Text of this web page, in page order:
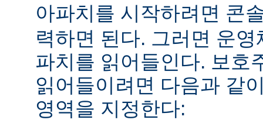
아파치를 시작하려면 콘
력하면 된다. 그러면 운
파치를 읽어들인다. 보호
읽어들이려면 다음과 같
영역을 지정한다: